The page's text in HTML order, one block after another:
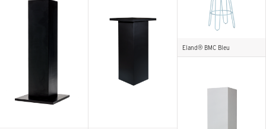
Eland® BMC Bleu